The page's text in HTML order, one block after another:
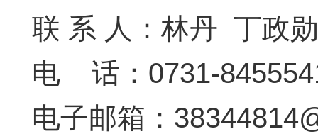
联 系 人：林丹 丁政
电 话：0731-
电子邮箱：